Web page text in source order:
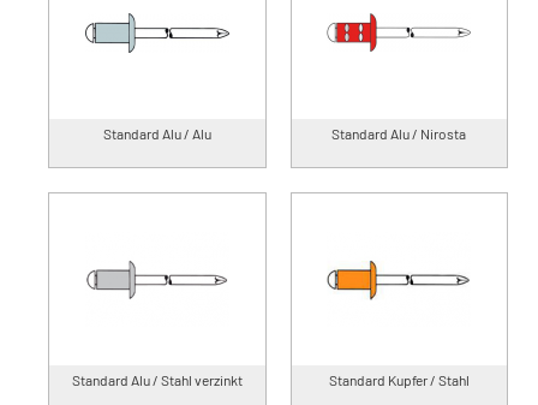
Standard Alu / Alu Standard Alu / Nirosta
Standard Alu / Stahl verzinkt Standard Kupfer / Stahl